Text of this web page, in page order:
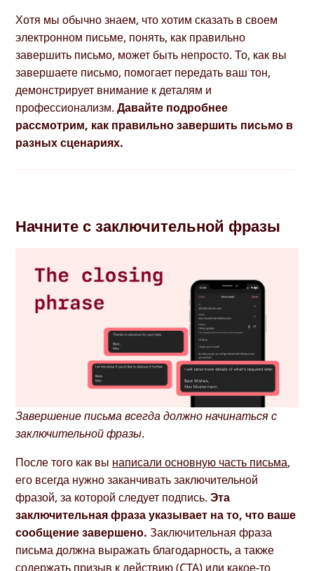
Хотя мы обычно знаем, что хотим сказать в своем
электронном письме, понять, как правильно
завершить письмо, может быть непросто. То, как вы
завершаете письмо, помогает передать ваш тон,
демонстрирует внимание к деталям и
профессионализм.Давайте подробнее
рассмотрим, как правильно завершить письмо в
разных сценариях.
Начните с заключительной фразы
Завершение письма всегда должно начинаться с
заключительной фразы.
После того как вы написали основную часть письма,
его всегда нужно заканчивать заключительной
фразой, за которой следует подпись.Эта
заключительная фраза указывает на то, что ваше
сообщение завершено. Заключительная фраза
письма должна выражать благодарность, а также
содержать призыв к действию (CTA) или какое-то